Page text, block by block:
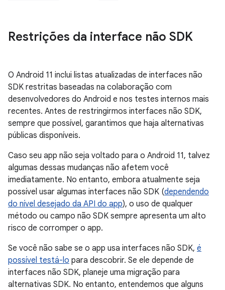
Restrições da interface não SDK
O Android 11 inclui listas atualizadas de interfaces não
SDK restritas baseadas na colaboração com
desenvolvedores do Android e nos testes internos mais
recentes. Antes de restringirmos interfaces não SDK,
sempre que possível, garantimos que haja alternativas
públicas disponíveis.
Caso seu app não seja voltado para o Android 11, talvez
algumas dessas mudanças não afetem você
imediatamente. No entanto, embora atualmente seja
possível usar algumas interfaces não SDK (dependendo
do nível desejado da API do app), o uso de qualquer
método ou campo não SDK sempre apresenta um alto
risco de corromper o app.
Se você não sabe se o app usa interfaces não SDK, é
possível testá-lo para descobrir. Se ele depende de
interfaces não SDK, planeje uma migração para
alternativas SDK. No entanto, entendemos que alguns